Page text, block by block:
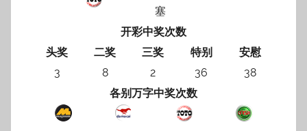
塞
开彩中奖次数
头奖
二奖 三奖 特别
安慰
3
8 2 36
38
各别万字中奖次数